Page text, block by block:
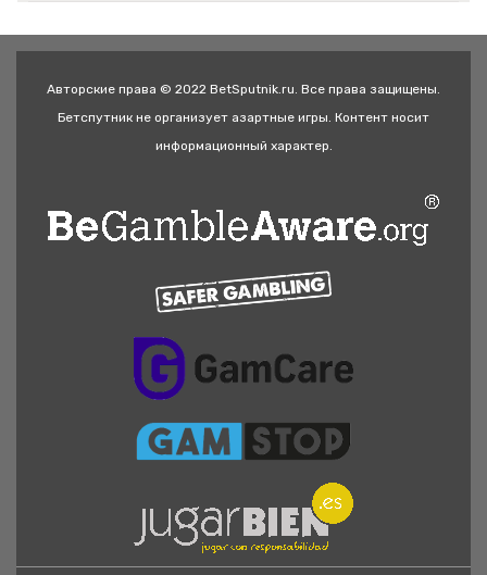
Авторские права © 2022 BetSputnik.ru. Все права защищены.
Бетспутник не организует азартные игры. Контент носит
информационный характер.